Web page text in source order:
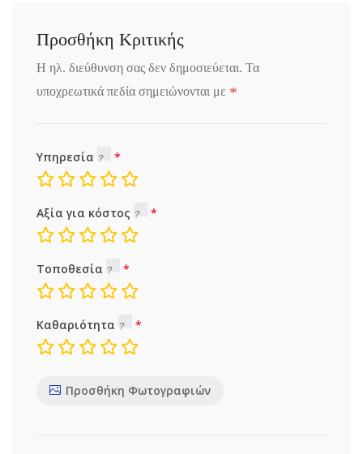
Προσθήκη Κριτικής
Η ηλ. διεύθυνση σας δεν δημοσιεύεται. Τα
υποχρεωτικά πεδία σημειώνονται με *
Υπηρεσία
Αξία για κόστος
Τοποθεσία
Καθαριότητα
Προσθήκη Φωτογραφιών